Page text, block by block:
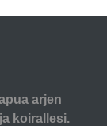
arjen
koirallesi.